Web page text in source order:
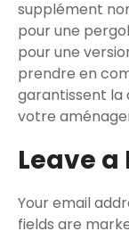
supplément
pour une
pour une
prendre en
garantissent la
votre
Leave a
Your email
fields are